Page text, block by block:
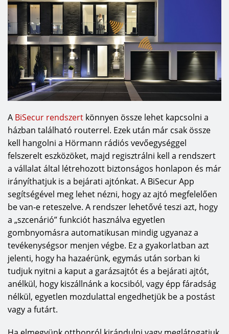
kerámiát, fémet, műanyagot. Egy klasszikus vagy
szecessziós stílusú épülethez tökéletes kiegészítő
lehet az impregnált, fehérre alapozott, tömörfa
kazettás kapu. A hagyományos családi ház
különlegessé varázsolható például egy Silkgrain
felületű, a homlokzat színéhez illő, L bordás
kapuval, amitől az épület szinte megújul.
Rusztikus kapumotívumokkal vagy egyedi
el. A garázskapun megjelenhetnek a kedvenc
mintáink, monogramunk, a házszám – elég ehhez
egy egyszerű rajz –, és a garázs kapu elkészül
tömör fenyőből, sőt a kapu kaphat vasalatot,
díszfogantyút is. Ráadásul a Hörmann minden
kapuhoz egy vele külsőleg teljesen megegyező,
praktikus garázsmellékajtót is kínál.
A Hörmann termékpalettájában garantáltan
megtalálja mindenki a háza stílusához, színéhez,
bármilyen egyedi igényéhez tökéletesen
alkalmazkodó bejárati ajtót, garázskaput.
A BiSecur rendszert könnyen össze lehet kapcsolni a
házban található routerrel. Ezek után már csak össze
kell hangolni a Hörmann rádiós vevőegységgel
felszerelt eszközöket, majd regisztrálni kell a rendszert
a vállalat által létrehozott biztonságos honlapon és már
irányíthatjuk is a bejárati ajtónkat. A BiSecur App
segítségével meg lehet nézni, hogy az ajtó megfelelően
be van-e reteszelve. A rendszer lehetővé teszi azt, hogy
a „szcenárió” funkciót használva egyetlen
gombnyomásra automatikusan mindig ugyanaz a
tevékenységsor menjen végbe. Ez a gyakorlatban azt
jelenti, hogy ha hazaérünk, egymás után sorban ki
tudjuk nyitni a kaput a garázsajtót és a bejárati ajtót,
anélkül, hogy kiszállnánk a kocsiból, vagy épp fáradság
nélkül, egyetlen mozdulattal engedhetjük be a postást
vagy a futárt.